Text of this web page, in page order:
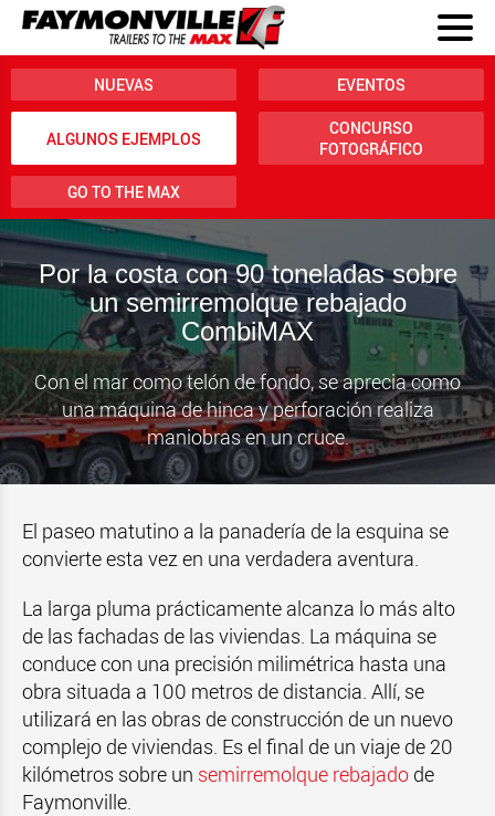
NUEVAS EVENTOS
ALGUNOS EJEMPLOS
CONCURSO
FOTOGRÁFICO
GO TO THE MAX
Por la costa con 90 toneladas sobre
un semirremolque rebajado
CombiMAX
Con el mar como telón de fondo, se aprecia como
una máquina de hinca y perforación realiza
maniobras en un cruce.
El paseo matutino a la panadería de la esquina se
convierte esta vez en una verdadera aventura.
La larga pluma prácticamente alcanza lo más alto
de las fachadas de las viviendas. La máquina se
conduce con una precisión milimétrica hasta una
obra situada a 100 metros de distancia. Allí, se
utilizará en las obras de construcción de un nuevo
complejo de viviendas. Es el final de un viaje de 20
kilómetros sobre un semirremolque rebajado de
Faymonville.